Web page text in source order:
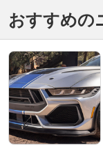
おすすめの